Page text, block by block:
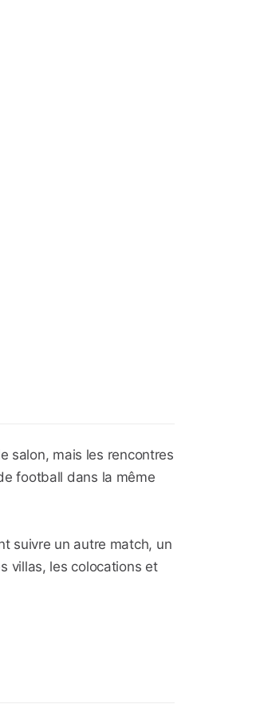
salon, mais les rencontres
football dans la même
suivre un autre match, un
villas, les colocations et